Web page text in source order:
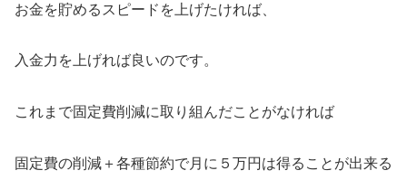
お金を貯めるスピードを上げたければ、
入金力を上げれば良いのです。
これまで固定費削減に取り組んだことがなければ
固定費の削減＋各種節約で月に５万円は得ることが出来る